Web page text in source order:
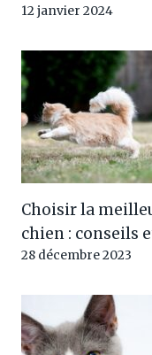
12 janvier 2024
Choisir la
chien : conseils
28 décembre 2023